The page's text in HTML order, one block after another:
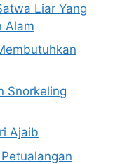
Liar Yang
Alam
Snorkeling
Ajaib